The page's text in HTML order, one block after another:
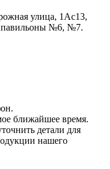
улица, 1Ас13,
павильоны №6, №7.
ближайшее время.
детали для
нашего